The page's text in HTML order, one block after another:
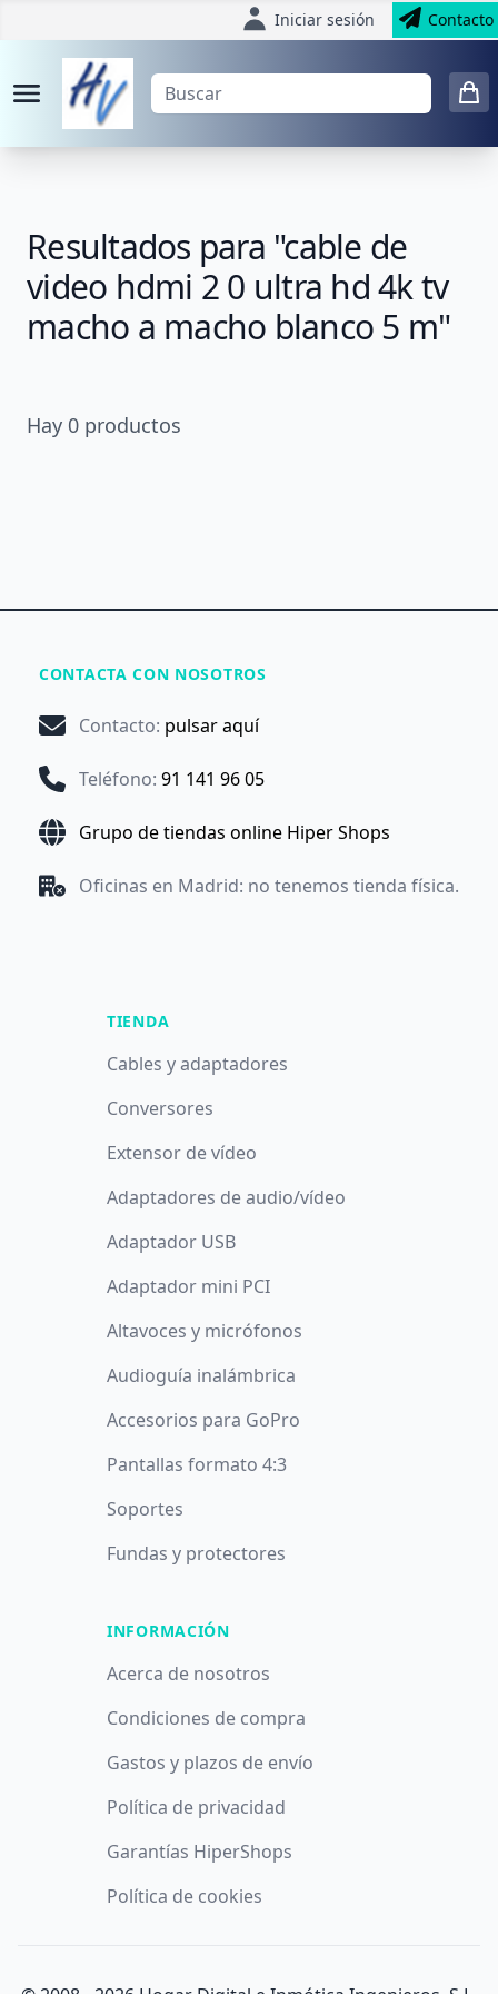
Iniciar sesión Contacto
Resultados para "cable de
video hdmi 2 0 ultra hd 4k tv
macho a macho blanco 5 m"
Hay 0 productos
CONTACTA CON NOSOTROS
Contacto: pulsar aquí
Teléfono: 91 141 96 05
Grupo de tiendas online Hiper Shops
Oficinas en Madrid: no tenemos tienda física.
TIENDA
Cables y adaptadores
Conversores
Extensor de vídeo
Adaptadores de audio/vídeo
Adaptador USB
Adaptador mini PCI
Altavoces y micrófonos
Audioguía inalámbrica
Accesorios para GoPro
Pantallas formato 4:3
Soportes
Fundas y protectores
INFORMACIÓN
Acerca de nosotros
Condiciones de compra
Gastos y plazos de envío
Política de privacidad
Garantías HiperShops
Política de cookies